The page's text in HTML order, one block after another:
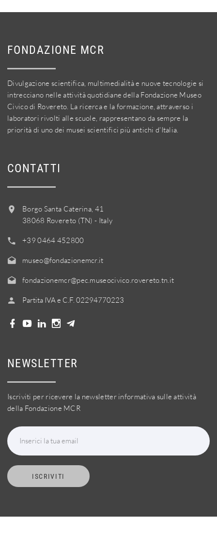
FONDAZIONE MCR
Divulgazione scientifica, multimedialità e nuove tecnologie si
intrecciano nelle attività quotidiane della Fondazione Museo
Civico di Rovereto. La ricerca e la formazione, attraverso i
laboratori rivolti alle scuole, rappresentano da sempre la
priorità di uno dei musei scientifici più antichi d'Italia.
CONTATTI
Borgo Santa Caterina, 41
38068 Rovereto (TN) - Italy
+39 0464 452800
museo@fondazionemcr.it
fondazionemcr@pec.museocivico.rovereto.tn.it
Partita IVA e C.F. 02294770223
NEWSLETTER
Iscriviti per ricevere la newsletter informativa sulle attività
della Fondazione MCR
Inserici la tua email
ISCRIVITI